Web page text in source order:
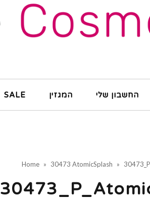
SALE המגזין החשבון שלי
Home » 30473 AtomicSplash »